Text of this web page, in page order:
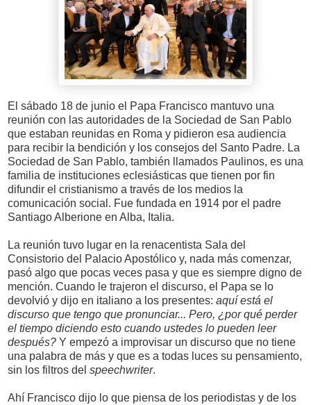
El sábado 18 de junio el Papa Francisco mantuvo una
reunión con las autoridades de la Sociedad de San Pablo
que estaban reunidas en Roma y pidieron esa audiencia
para recibir la bendición y los consejos del Santo Padre. La
Sociedad de San Pablo, también llamados Paulinos, es una
familia de instituciones eclesiásticas que tienen por fin
difundir el cristianismo a través de los medios la
comunicación social. Fue fundada en 1914 por el padre
Santiago Alberione en Alba, Italia.
La reunión tuvo lugar en la renacentista Sala del
Consistorio del Palacio Apostólico y, nada más comenzar,
pasó algo que pocas veces pasa y que es siempre digno de
mención. Cuando le trajeron el discurso, el Papa se lo
devolvió y dijo en italiano a los presentes: aquí está el
discurso que tengo que pronunciar... Pero, ¿por qué perder
el tiempo diciendo esto cuando ustedes lo pueden leer
después? Y empezó a improvisar un discurso que no tiene
una palabra de más y que es a todas luces su pensamiento,
sin los filtros del speechwriter.
Ahí Francisco dijo lo que piensa de los periodistas y de los